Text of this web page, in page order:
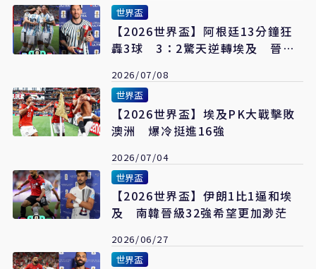
世界盃
【2026世界盃】阿根廷13分鐘狂
轟3球 3：2驚天逆轉埃及 晉級8
2026/07/08
世界盃
【2026世界盃】埃及PK大戰擊敗
澳洲 爆冷挺進16強
2026/07/04
世界盃
【2026世界盃】伊朗1比1逼和埃
及 南韓晉級32強希望更加渺茫
2026/06/27
世界盃